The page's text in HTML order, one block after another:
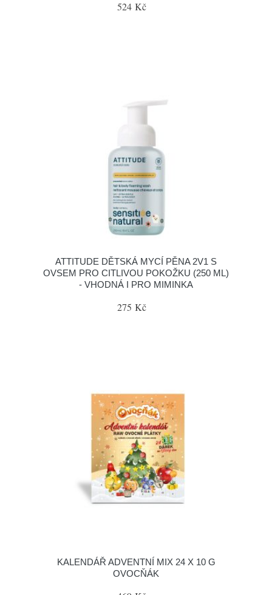
524 Kč
ATTITUDE DĚTSKÁ MYCÍ PĚNA 2V1 S
OVSEM PRO CITLIVOU POKOŽKU (250 ML)
- VHODNÁ I PRO MIMINKA
275 Kč
KALENDÁŘ ADVENTNÍ MIX 24 X 10 G
OVOCŇÁK